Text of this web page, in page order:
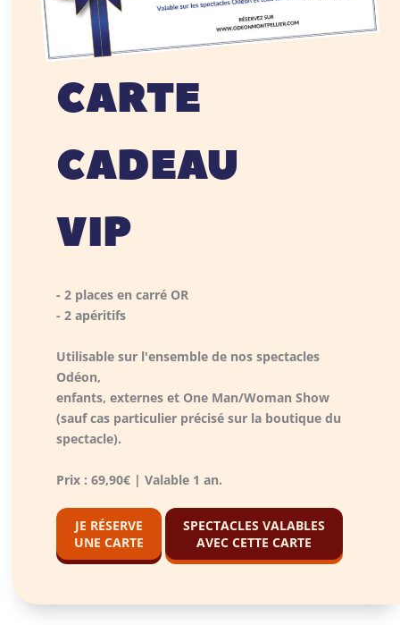
CARTE
CADEAU
VIP
- 2 places en carré OR
- 2 apéritifs
Utilisable sur l'ensemble de nos spectacles
Odéon,
enfants, externes et One Man/Woman Show
(sauf cas particulier précisé sur la boutique du
spectacle).
Prix : 69,90€ | Valable 1 an.
JE RÉSERVE
UNE CARTE
SPECTACLES VALABLES
AVEC CETTE CARTE